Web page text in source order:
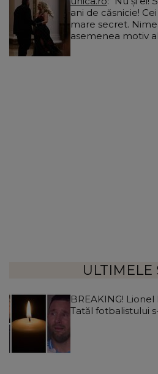
ani de căsnicie!
mare secret.
asemenea motiv
ULTIMELE
BREAKING!
Tatăl fotbalistului